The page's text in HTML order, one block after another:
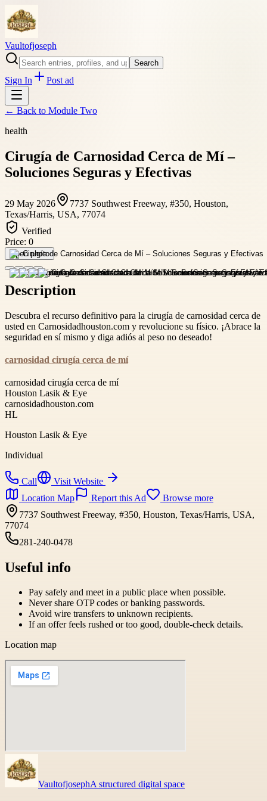
Vaultofjoseph
Search
Sign In Post ad
← Back to Module Two
health
Cirugía de Carnosidad Cerca de Mí –
Soluciones Seguras y Efectivas
29 May 2026
7737 Southwest Freeway, #350, Houston,
Texas/Harris, USA, 77074
Verified
Price: 0
Open photo
Description
Descubra el recurso definitivo para la cirugía de carnosidad cerca de
usted en Carnosidadhouston.com y revolucione su físico. ¡Abrace la
seguridad en sí mismo y diga adiós al peso no deseado!
carnosidad cirugía cerca de mí
carnosidad cirugía cerca de mí
Houston Lasik & Eye
carnosidadhouston.com
HL
Houston Lasik & Eye
Individual
Call
Visit Website
Location Map
Report this Ad
Browse more
7737 Southwest Freeway, #350, Houston, Texas/Harris, USA,
77074
281-240-0478
Useful info
Pay safely and meet in a public place when possible.
Never share OTP codes or banking passwords.
Avoid wire transfers to unknown recipients.
If an offer feels rushed or too good, double-check details.
Location map
VaultofjosephA structured digital space